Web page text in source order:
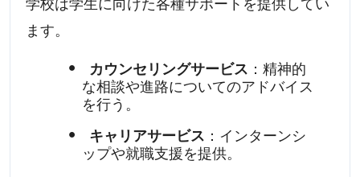
学校は学生に向けた各種サポートを提供してい
ます。
カウンセリングサービス ：精神的
な相談や進路についてのアドバイス
を行う。
キャリアサービス ：インターンシ
ップや就職支援を提供。